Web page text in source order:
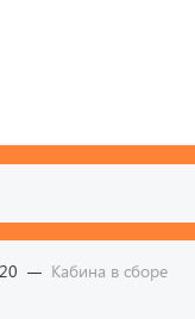
Кабина в сборе